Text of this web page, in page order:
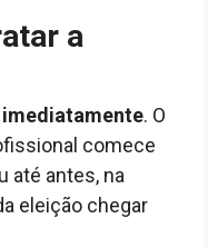
a
imediatamente. O
comece
até antes, na
eleição chegar